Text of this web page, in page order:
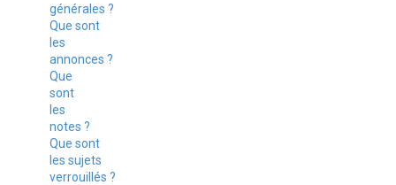
générales ?
Que sont
les
annonces ?
Que
sont
les
notes ?
Que sont
les sujets
verrouillés ?